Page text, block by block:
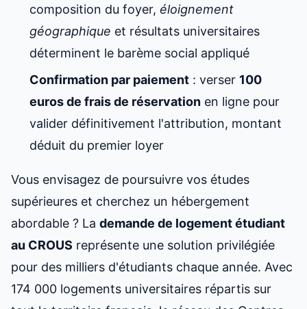
composition du foyer, éloignement
géographique et résultats universitaires
déterminent le barème social appliqué
Confirmation par paiement : verser 100
euros de frais de réservation en ligne pour
valider définitivement l'attribution, montant
déduit du premier loyer
Vous envisagez de poursuivre vos études
supérieures et cherchez un hébergement
abordable ? La demande de logement étudiant
au CROUS représente une solution privilégiée
pour des milliers d'étudiants chaque année. Avec
174 000 logements universitaires répartis sur